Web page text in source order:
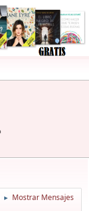
► Mostrar Mensajes